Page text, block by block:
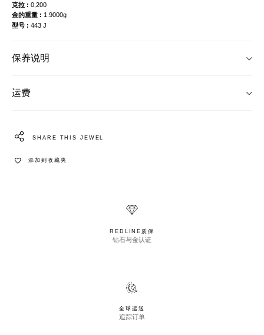
克拉
0,200
金的重量
1.9000g
型号
443 J
保养说明
运费
SHARE THIS JEWEL
添加到收藏夹
REDLINE质保
钻石与金认证
全球运送
追踪订单